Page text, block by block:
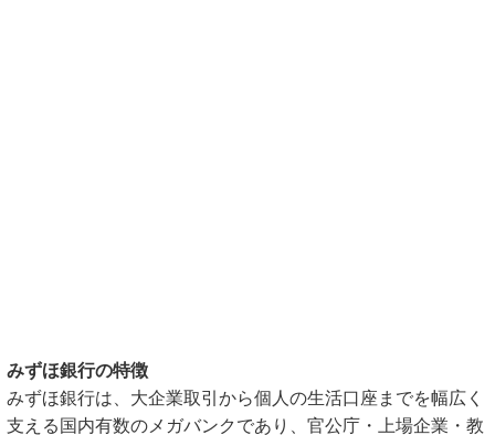
みずほ銀行の特徴
みずほ銀行は、大企業取引から個人の生活口座までを幅広く
支える国内有数のメガバンクであり、官公庁・上場企業・教